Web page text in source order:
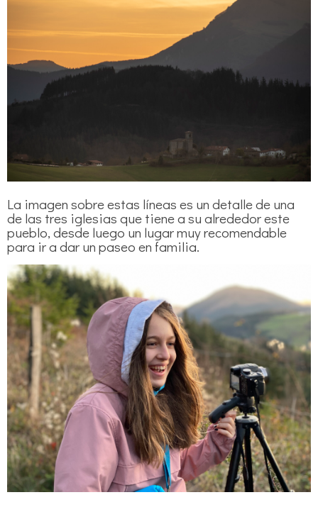
La imagen sobre estas líneas es un detalle de una
de las tres iglesias que tiene a su alrededor este
pueblo, desde luego un lugar muy recomendable
para ir a dar un paseo en familia.